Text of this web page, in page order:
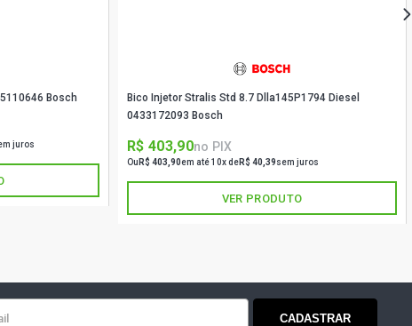
GL SEDAN 2.2 8V GASOLINA
PICKUP 2.2 8V MPFI GASOLINA
Bosch
juros
Bico Injetor Stralis Std 8.7 Dlla145P1794 Diesel
0433172093 Bosch
R$ 403,90no PIX
Ou R$ 403,90em até 10x deR$ 40,39sem juros
VER PRODUTO
CADASTRAR